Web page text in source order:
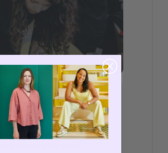
als starken
ist seit drei Jahren
wird. Im Gespräch mit
Argumente, die wirklich